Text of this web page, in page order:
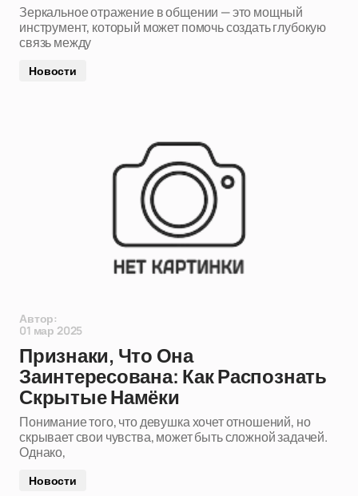
Зеркальное отражение в общении — это мощный
инструмент, который может помочь создать глубокую
связь между
Новости
Автор:
01 мар 2025
Признаки, Что Она
Заинтересована: Как Распознать
Скрытые Намёки
Понимание того, что девушка хочет отношений, но
скрывает свои чувства, может быть сложной задачей.
Однако,
Новости